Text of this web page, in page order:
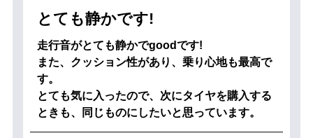
とても静かです!
走行音がとても静かでgoodです!
また、クッション性があり、乗り心地も最高で
す。
とても気に入ったので、次にタイヤを購入する
ときも、同じものにしたいと思っています。